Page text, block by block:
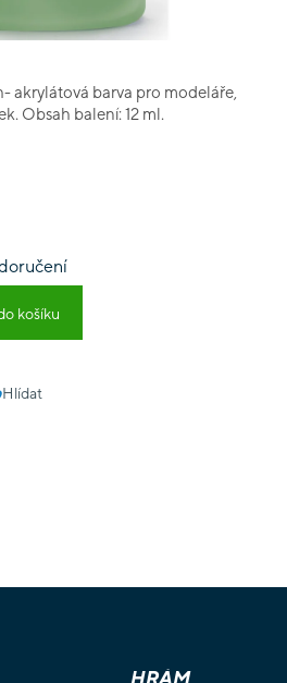
košíku
akrylátová barva pro modeláře,
Obsah balení: 12 ml.
Hlídat
HRÁM